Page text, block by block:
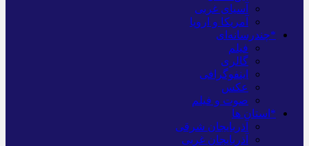
آسیای غربی
آمریکا و اروپا
*چندرسانه‌ای
فیلم
گالری
اینفوگرافی
عکس
صوت و فیلم
*استان ها
آذربایجان شرقی
آذربایجان غربی